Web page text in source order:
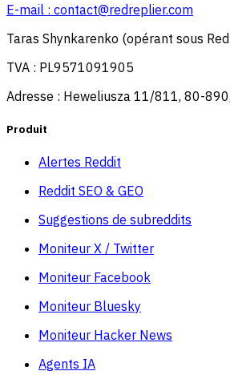
E-mail : contact@redreplier.com
Taras Shynkarenko (opérant sous
TVA : PL9571091905
Adresse : Heweliusza 11/811, 80-
Produit
Alertes Reddit
Reddit SEO & GEO
Suggestions de subreddits
Moniteur X / Twitter
Moniteur Facebook
Moniteur Bluesky
Moniteur Hacker News
Agents IA